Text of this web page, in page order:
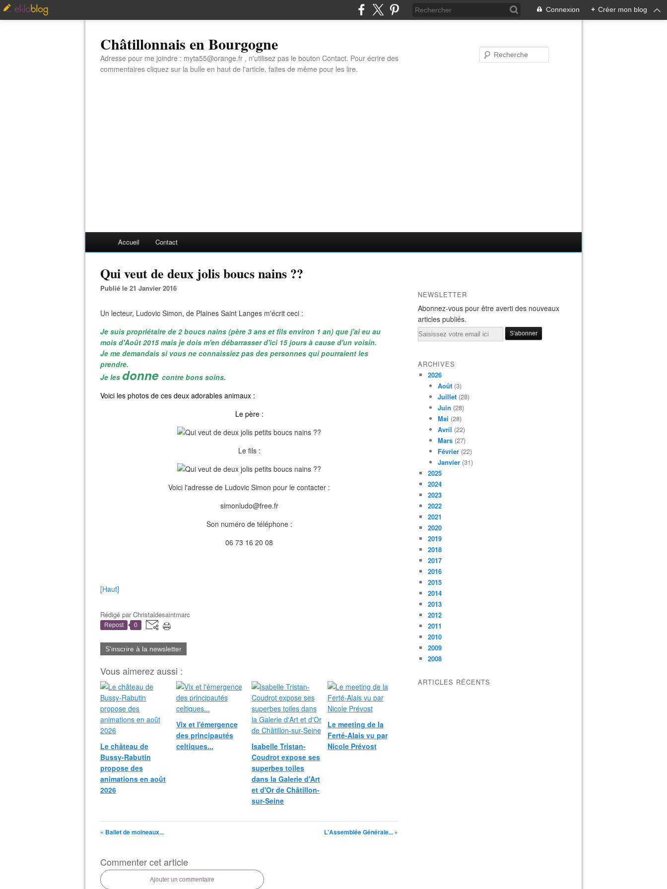
Connexion + Créer mon blog
Châtillonnais en Bourgogne
Adresse pour me joindre : myta55@orange.fr , n'utilisez pas le bouton Contact. Pour écrire des
commentaires cliquez sur la bulle en haut de l'article, faites de même pour les lire.
Accueil Contact
Qui veut de deux jolis boucs nains ??
Publié le 21 Janvier 2016
Un lecteur, Ludovic Simon, de Plaines Saint Langes m'écrit ceci :
Je suis propriétaire de 2 boucs nains (père 3 ans et fils environ 1 an) que j'ai eu au
mois d'Août 2015 mais je dois m'en débarrasser d'ici 15 jours à cause d'un voisin.
Je me demandais si vous ne connaissiez pas des personnes qui pourraient les
prendre.
Je les donne contre bons soins.
Voici les photos de ces deux adorables animaux :
Le père :
Le fils :
Voici l'adresse de Ludovic Simon pour le contacter :
simonludo@free.fr
Son numéro de téléphone :
06 73 16 20 08
[Haut]
Rédigé parChristaldesaintmarc
Repost 0
S'inscrire à la newsletter
Vous aimerez aussi :
Le château de
Bussy-Rabutin
propose des
animations en août
2026
Vix et l'émergence
des principautés
celtiques...
Isabelle Tristan-
Coudrot expose ses
superbes toiles
dans la Galerie d'Art
et d'Or de Châtillon-
sur-Seine
Le meeting de la
Ferté-Alais vu par
Nicole Prévost
« Ballet de moineaux... L'Assemblée Générale... »
Commenter cet article
Ajouter un commentaire
NEWSLETTER
Abonnez-vous pour être averti des nouveaux
articles publiés.
Email
ARCHIVES
2026
Août (3)
Juillet (28)
Juin (28)
Mai (28)
Avril (22)
Mars (27)
Février (22)
Janvier (31)
2025
2024
2023
2022
2021
2020
2019
2018
2017
2016
2015
2014
2013
2012
2011
2010
2009
2008
ARTICLES RÉCENTS